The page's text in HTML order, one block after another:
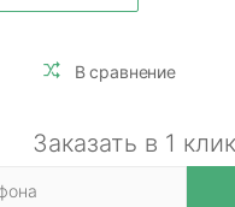
В сравнение
Заказать в 1 клик